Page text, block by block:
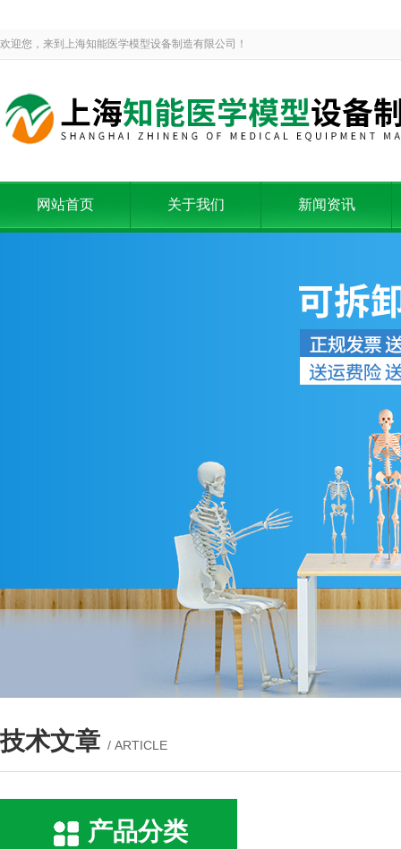
欢迎您，来到上海知能医学模型设备制造有限公司！
网站首页 关于我们 新闻资讯
技术文章 / ARTICLE
产品分类